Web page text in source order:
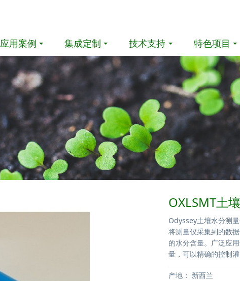
应用案例 集成定制 技术支持 特色项目
OXLSMT土
Odyssey土壤水分测
将测量仪采集到的数
的水分含量。广泛应
量，可以精确的控制
产地： 新西兰